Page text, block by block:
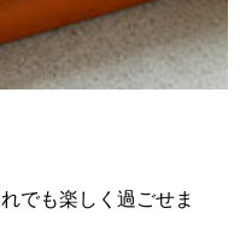
でも楽しく過ごせま